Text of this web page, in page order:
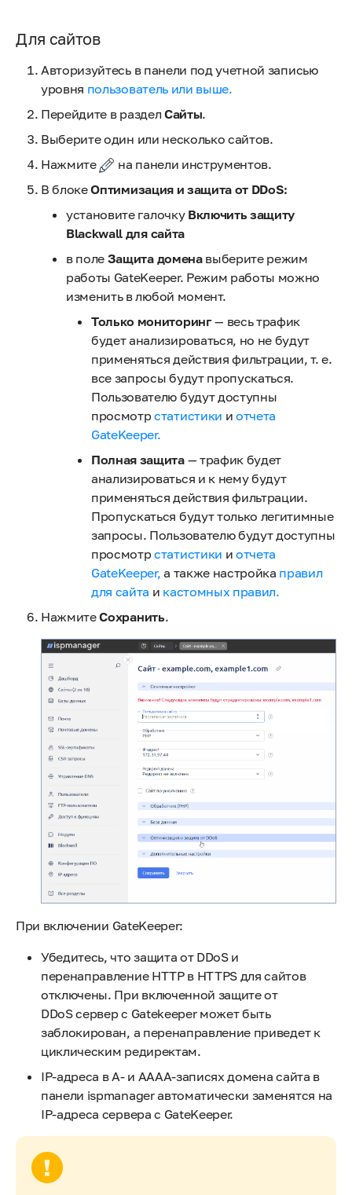
Для сайтов
Авторизуйтесь в панели под учетной записью
уровня пользователь или выше.
Перейдите в раздел Сайты.
Выберите один или несколько сайтов.
Нажмите
на панели инструментов.
В блокеОптимизация и защита от DDoS:
установите галочку Включить защиту
Blackwall для сайта
в поле Защита доменавыберите режим
работы GateKeeper. Режим работы можно
изменить в любой момент.
Только мониторинг— весь трафик
будет анализироваться, но не будут
применяться действия фильтрации, т. е.
все запросы будут пропускаться.
Пользователю будут доступны
просмотрстатистики и отчета
GateKeeper.
Полная защита — трафик будет
анализироваться и к нему будут
применяться действия фильтрации.
Пропускаться будут только легитимные
запросы. Пользователю будут доступны
просмотрстатистики и отчета
GateKeeper, а также настройка правил
для сайта и кастомных правил.
НажмитеСохранить.
При включении GateKeeper:
Убедитесь, что защита от DDoS и
перенаправление HTTP в HTTPS для сайтов
отключены. При включенной защите от
DDoS сервер с Gatekeeper может быть
заблокирован, а перенаправление приведет к
циклическим редиректам.
IP-адреса в A- и AAAA-записях домена сайта в
панели ispmanager автоматически заменятся на
IP-адреса сервера с GateKeeper.